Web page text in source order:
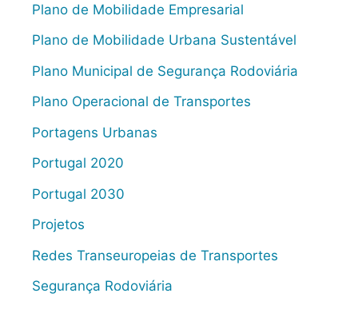
Plano de Mobilidade Empresarial
Plano de Mobilidade Urbana Sustentável
Plano Municipal de Segurança Rodoviária
Plano Operacional de Transportes
Portagens Urbanas
Portugal 2020
Portugal 2030
Projetos
Redes Transeuropeias de Transportes
Segurança Rodoviária